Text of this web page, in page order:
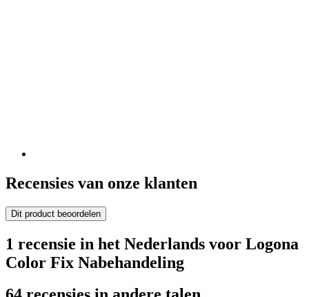
Recensies van onze klanten
Dit product beoordelen
1 recensie in het Nederlands voor Logona
Color Fix Nabehandeling